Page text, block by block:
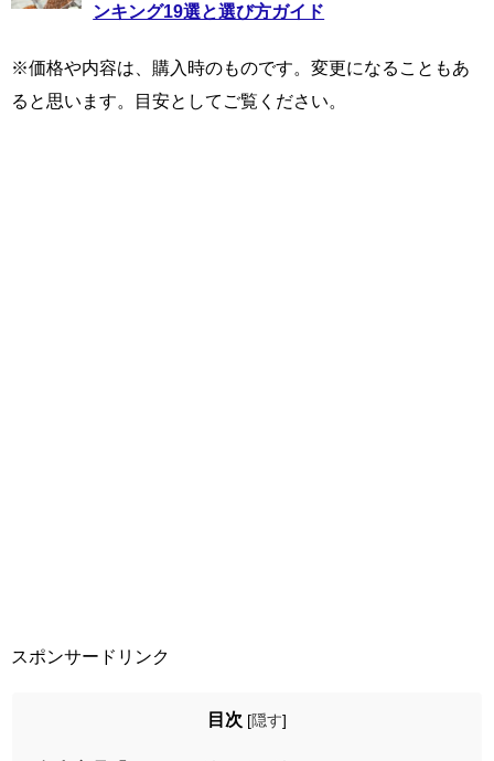
ンキング19選と選び方ガイド
※価格や内容は、購入時のものです。変更になることもあ
ると思います。目安としてご覧ください。
スポンサードリンク
目次 [隠す]